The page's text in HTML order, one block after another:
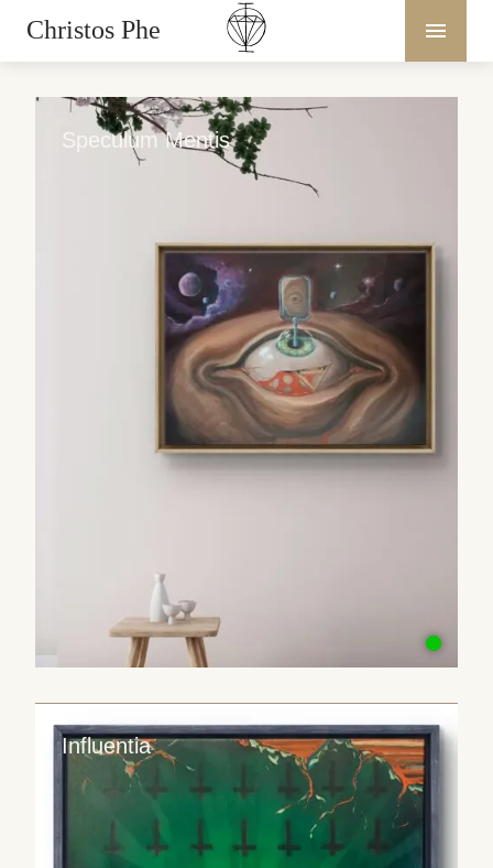
Christos Phe
Speculum Mentis
Influentia